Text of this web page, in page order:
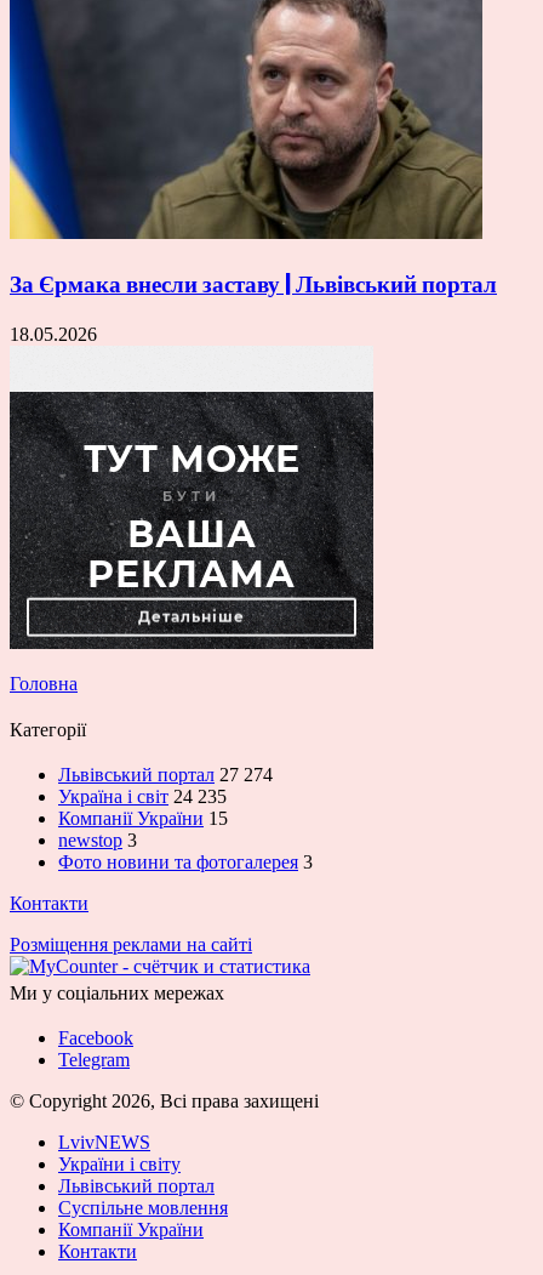
За Єрмака внесли заставу | Львівський портал
18.05.2026
Головна
Категорії
Львівський портал 27 274
Україна і світ 24 235
Компанії України 15
newstop 3
Фото новини та фотогалерея 3
Контакти
Розміщення реклами на сайті
Ми у соціальних мережах
Facebook
Telegram
© Copyright 2026, Всі права захищені
LvivNEWS
України і світу
Львівський портал
Суспільне мовлення
Компанії України
Контакти